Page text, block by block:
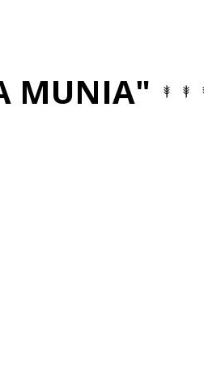
MUNIA"